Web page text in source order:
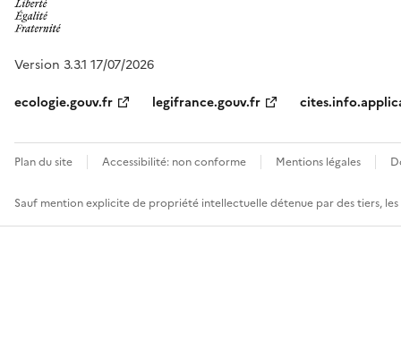
Version 3.3.1 17/07/2026
ecologie.gouv.fr
legifrance.gouv.fr
Plan du site Accessibilité: non conforme Mentions légales
Sauf mention explicite de propriété intellectuelle détenue par des tiers,